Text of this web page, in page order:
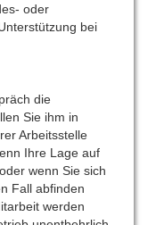
oder
bei
die
Sie ihm in
Arbeitsstelle
Ihre Lage auf
wenn Sie sich
Fall abfinden
werden